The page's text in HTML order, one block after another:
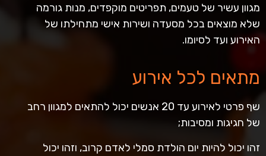
מגוון עשיר של טעמים, תפריטים מוקפדים, מנות גורמה
שלא מוצאים בכל מסעדה ושירות אישי מתחילתו של
האירוע ועד לסיומו.
מתאים לכל אירוע
שף פרטי לאירוע עד 20 אנשים יכול להתאים למגוון רחב
של חגיגות ומסיבות;
זהו יכול להיות יום הולדת סמלי לאדם קרוב, וזהו יכול